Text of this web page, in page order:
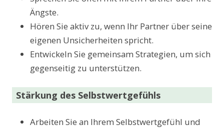
Ängste.
Hören Sie aktiv zu, wenn Ihr Partner über seine
eigenen Unsicherheiten spricht.
Entwickeln Sie gemeinsam Strategien, um sich
gegenseitig zu unterstützen.
Stärkung des Selbstwertgefühls
Arbeiten Sie an Ihrem Selbstwertgefühl und